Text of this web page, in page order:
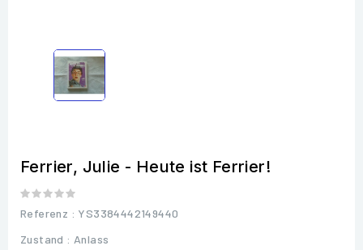
Ferrier, Julie - Heute ist Ferrier!
Referenz : YS3384442149440
Zustand : Anlass